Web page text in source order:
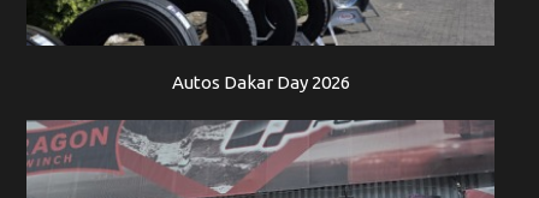
Autos Dakar Day 2026